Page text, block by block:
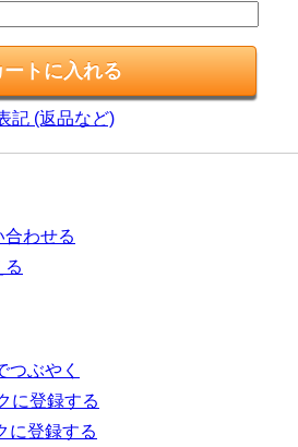
記 (返品など)
合わせる
る
つぶやく
に登録する
に登録する